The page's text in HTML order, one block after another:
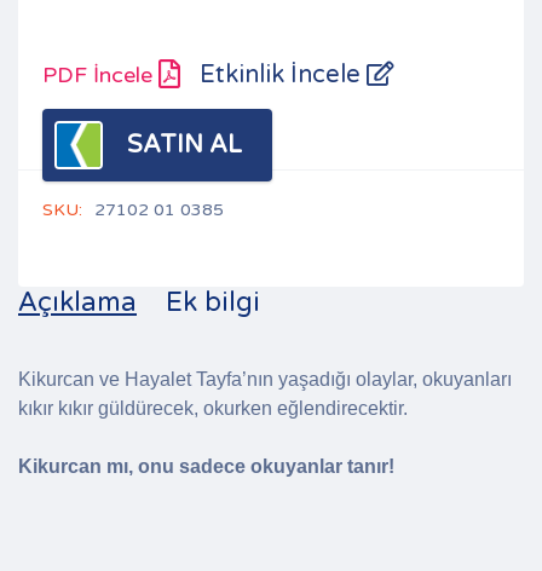
PDF İncele Etkinlik İncele
SATIN AL
SKU: 27102 01 0385
Açıklama Ek bilgi
Kikurcan ve Hayalet Tayfa’nın yaşadığı olaylar, okuyanları
kıkır kıkır güldürecek, okurken eğlendirecektir.
Kikurcan mı, onu sadece okuyanlar tanır!